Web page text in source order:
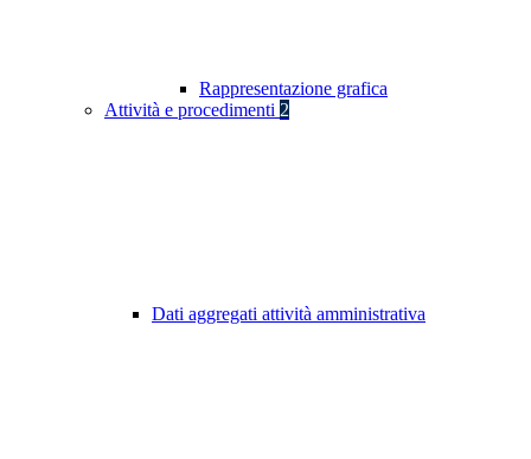
Rappresentazione grafica
Attività e procedimenti 2
Dati aggregati attività amministrativa